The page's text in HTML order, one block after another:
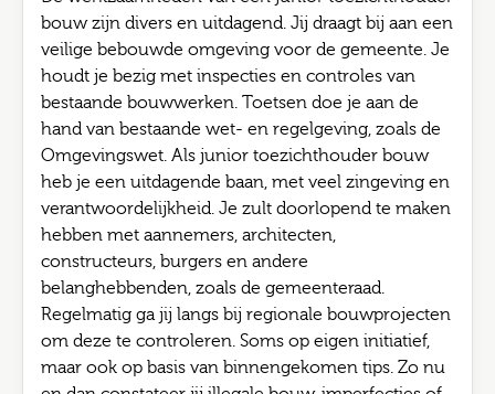
bouw zijn divers en uitdagend. Jij draagt bij aan een
veilige bebouwde omgeving voor de gemeente. Je
houdt je bezig met inspecties en controles van
bestaande bouwwerken. Toetsen doe je aan de
hand van bestaande wet- en regelgeving, zoals de
Omgevingswet. Als junior toezichthouder bouw
heb je een uitdagende baan, met veel zingeving en
verantwoordelijkheid. Je zult doorlopend te maken
hebben met aannemers, architecten,
constructeurs, burgers en andere
belanghebbenden, zoals de gemeenteraad.
Regelmatig ga jij langs bij regionale bouwprojecten
om deze te controleren. Soms op eigen initiatief,
maar ook op basis van binnengekomen tips. Zo nu